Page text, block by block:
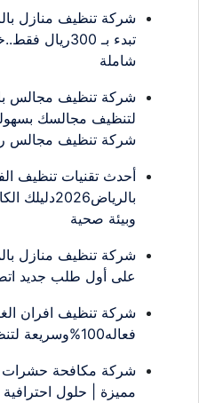
شركة تنظيف منازل
تبدء بـ
شاملة
لتنظيف مجالسك
شركة تنظيف مجالس
أحدث تقنيات تنظيف
وبيئة صحية
على أول طلب جديد
شركة تنظيف افران
فعاله100%وسريعة لتنظيف الأفران المتسخة
شركة مكافحة حشرات
مميزة | حلول